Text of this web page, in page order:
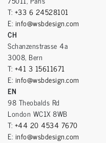
T: +33 6 24528101
E: info@wsbdesign.com
CH
Schanzenstrasse 4a
3008, Bern
T: +41 3 15611671
E: info@wsbdesign.com
EN
98 Theobalds Rd
London WC1X 8WB
T: +44 20 4534 7670
E: info@wsbdesign.com